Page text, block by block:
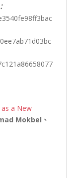
a New
Mokbel、